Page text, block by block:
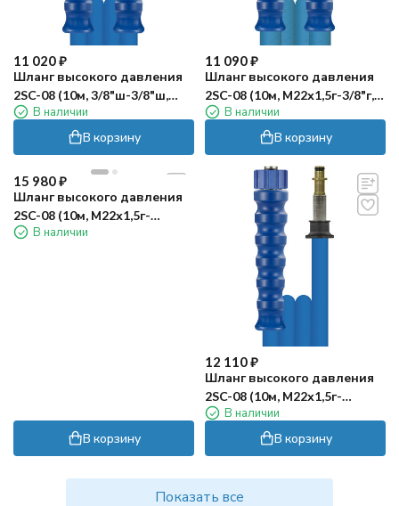
11 020₽
Шланг высокого давления
2SC-08 (10м, 3/8"ш-3/8"ш,
пищевой) R+M
В наличии
В корзину
11 090₽
Шланг высокого давления
2SC-08 (10м, М22х1,5г-3/8"г,
пищевой) R+M
В наличии
В корзину
15 980₽
Шланг высокого давления
2SC-08 (10м, М22х1,5г-
М22х1,5г, пищевой) R+M
В наличии
В корзину
12 110₽
Шланг высокого давления
2SC-08 (10м, М22х1,5г-
штуцер10, пищевой) R+M
В наличии
В корзину
Показать все